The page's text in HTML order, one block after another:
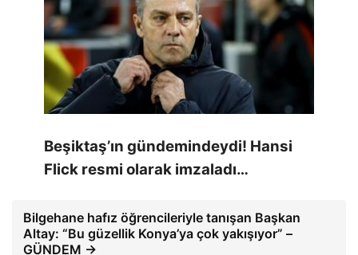
Beşiktaş’ın gündemindeydi! Hansi
Flick resmi olarak imzaladı…
Bilgehane hafız öğrencileriyle tanışan Başkan
Altay: “Bu güzellik Konya’ya çok yakışıyor” –
GÜNDEM →